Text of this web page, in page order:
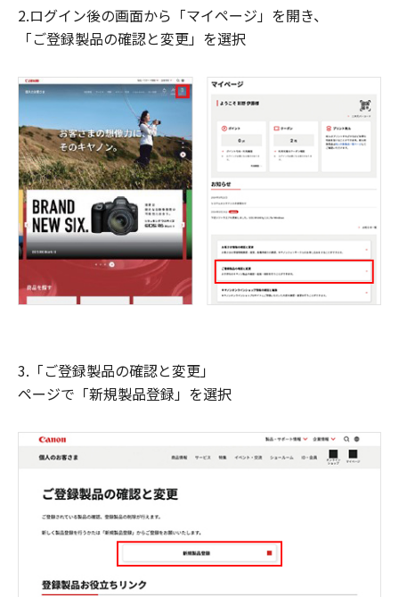
2.ログイン後の画面から「マイページ」を開き、
「ご登録製品の確認と変更」を選択
3.「ご登録製品の確認と変更」
ページで「新規製品登録」を選択